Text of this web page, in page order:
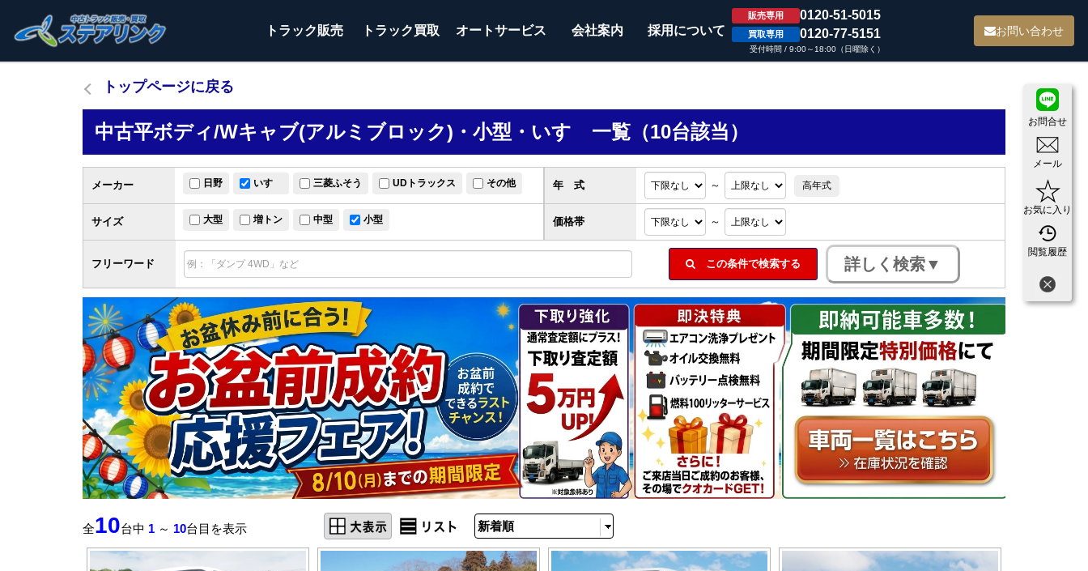
トラック販売 トラック買取 オートサービス 会社案内 採用について
販売専用 0120-51-5015
買取専用 0120-77-5151
受付時間 / 9:00～18:00（日曜除く）
お問い合わせ
お問合せ
メール
お気に入り
閲覧履歴
トップページに戻る
中古平ボディ/Wキャブ(アルミブロック)・小型・いすゞ一覧（10台該当）
サイズ 大型 増トン 中型 小型 価格帯 ～
フリーワード この条件で検索する
メーカー 日野 いすゞ 三菱ふそう UDトラックス その他 年 式 ～ 高年式
全10台中 1 ～ 10台目を表示